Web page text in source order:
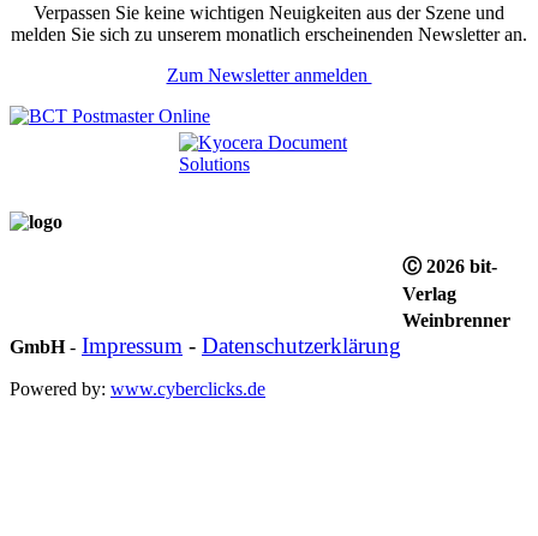
Verpassen Sie keine wichtigen Neuigkeiten aus der Szene und
melden Sie sich zu unserem monatlich erscheinenden Newsletter an.
Zum Newsletter anmelden
Ⓒ 2026 bit-
Verlag
Weinbrenner
GmbH- Impressum - Datenschutzerklärung
Powered by: www.cyberclicks.de